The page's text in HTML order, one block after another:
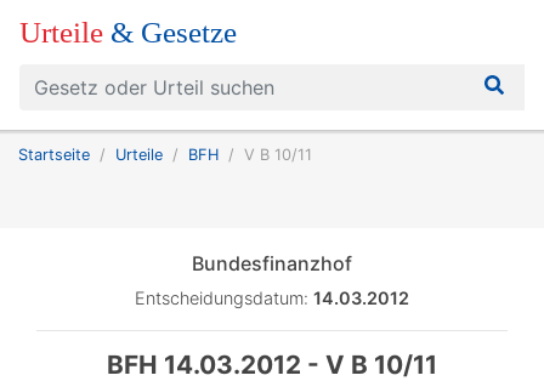
Urteile & Gesetze
Startseite Urteile BFH V B 10/11
Bundesfinanzhof
Entscheidungsdatum: 14.03.2012
BFH 14.03.2012 - V B 10/11